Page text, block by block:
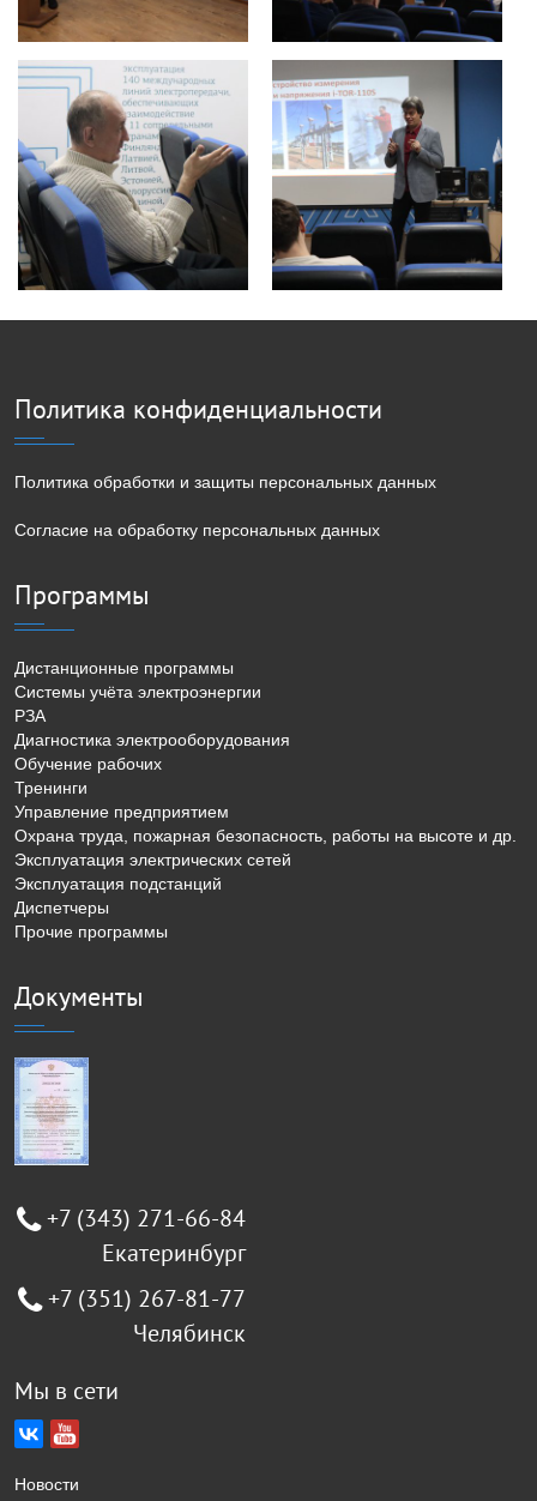
Политика конфиденциальности
Политика обработки и защиты персональных данных
Согласие на обработку персональных данных
Программы
Дистанционные программы
Системы учёта электроэнергии
РЗА
Диагностика электрооборудования
Обучение рабочих
Тренинги
Управление предприятием
Охрана труда, пожарная безопасность, работы на высоте и др.
Эксплуатация электрических сетей
Эксплуатация подстанций
Диспетчеры
Прочие программы
Документы
+7 (343) 271-66-84
Екатеринбург
+7 (351) 267-81-77
Челябинск
Мы в сети
Новости